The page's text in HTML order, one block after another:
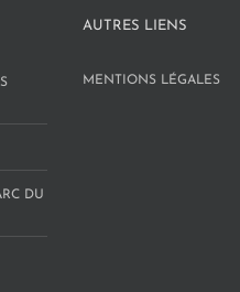
DU
AUTRES LIENS
MENTIONS LÉGALES